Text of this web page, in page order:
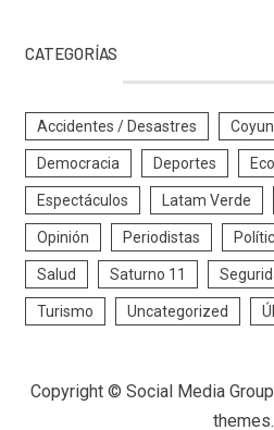
CATEGORÍAS
Accidentes / Desastres
Democracia Deportes
Espectáculos Latam Verde
Opinión Periodistas
Salud Saturno 11
Turismo Uncategorized
Copyright © Social Media
themes.